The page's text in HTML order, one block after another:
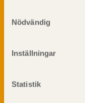
Nödvändig
Inställningar
Statistik
Kemisk
Fakta om Limträ
Fukt
Ljud
Prenumerera på